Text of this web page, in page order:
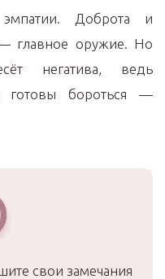
Доброта и
главное оружие. Но
негатива, ведь
готовы бороться —
свои замечания